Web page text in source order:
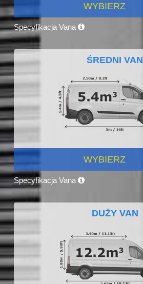
WYBIERZ
Specyfikacja Vana
ŚREDNI VAN
WYBIERZ
Specyfikacja Vana
DUŻY VAN